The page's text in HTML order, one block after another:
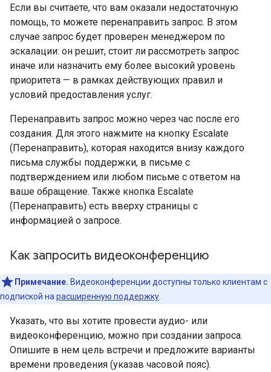
Если вы считаете, что вам оказали недостаточную
помощь, то можете перенаправить запрос. В этом
случае запрос будет проверен менеджером по
эскалации: он решит, стоит ли рассмотреть запрос
иначе или назначить ему более высокий уровень
приоритета — в рамках действующих правил и
условий предоставления услуг.
Перенаправить запрос можно через час после его
создания. Для этого нажмите на кнопку Escalate
(Перенаправить), которая находится внизу каждого
письма службы поддержки, в письме с
подтверждением или любом письме с ответом на
ваше обращение. Также кнопка Escalate
(Перенаправить) есть вверху страницы с
информацией о запросе.
Как запросить видеоконференцию
Примечание. Видеоконференции доступны только клиентам с
подпиской на расширенную поддержку
Указать, что вы хотите провести аудио- или
видеоконференцию, можно при создании запроса.
Опишите в нем цель встречи и предложите варианты
времени проведения (указав часовой пояс).